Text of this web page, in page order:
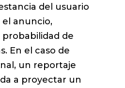
del usuario
anuncio,
de
En el caso de
un reportaje
a proyectar un